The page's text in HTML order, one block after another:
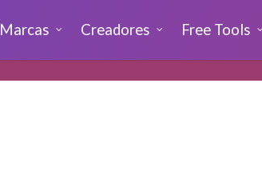
Marcas Creadores Free Tools